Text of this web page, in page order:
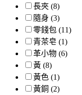
長夾 (8)
隨身 (3)
零錢包 (11)
青茶皂 (1)
革小物 (6)
黃 (8)
黃色 (1)
黃銅 (2)